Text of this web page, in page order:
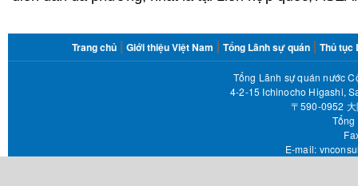
MENU
Trang chủ Giới thiệu Việt Nam Tổng Lãnh sự quán Thủ tục
Tổng Lãnh sự quán nước
4-2-15 Ichinocho Higashi,
〒590-0952
E-mail: